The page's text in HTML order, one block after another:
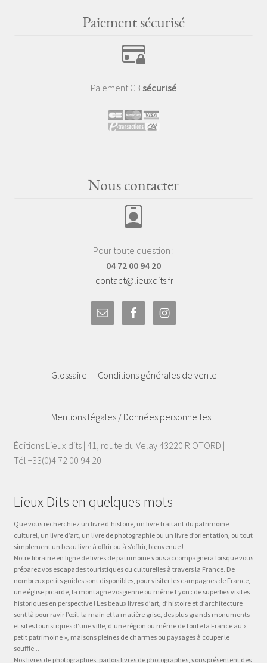
Paiement sécurisé
Paiement CB sécurisé
Nous contacter
Pour toute question :
04 72 00 94 20
contact@lieuxdits.fr
Glossaire Conditions générales de vente
Mentions légales / Données personnelles
Éditions Lieux dits | 41, route du Velay 43220 RIOTORD |
Tél +33(0)4 72 00 94 20
Lieux Dits en quelques mots
Que vous recherchiez un livre d’histoire, un livre traitant du patrimoine
culturel, un livre d’art, un livre de photographie ou un livre d’orientation, ou tout
simplement un beau livre à offrir ou à s’offrir, bienvenue !
Notre librairie en ligne de livres de patrimoine vous accompagnera lorsque vous
préparez vos escapades touristiques ou culturelles à travers la France. De
nombreux petits guides sont disponibles, pour visiter les campagnes de France,
une église picarde, la montagne vosgienne ou même Lyon : de superbes visites
historiques en perspective ! Les beaux livres d’art, d’histoire et d’architecture
sont là pour ravir l’œil, la main et la matière grise, des plus grands monuments
et sites touristiques d’une ville, d’une région ou même de toute la France au «
petit patrimoine », maisons pleines de charmes ou paysages à couper le
souffle...
Nos livres de photographies, parfois livres de photographes, vous présentent des